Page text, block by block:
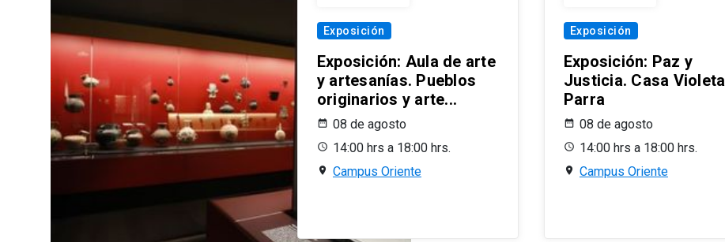
Exposición
Exposición: Aula de arte
y artesanías. Pueblos
originarios y arte...
08 de agosto
14:00 hrs a 18:00 hrs.
Campus Oriente
Exposición
Exposición: Paz y
Justicia. Casa Violeta
Parra
08 de agosto
14:00 hrs a 18:00 hrs.
Campus Oriente